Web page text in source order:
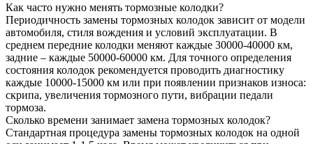
Как часто нужно менять тормозные колодки?
Периодичность замены тормозных колодок зависит от модели
автомобиля, стиля вождения и условий эксплуатации. В
среднем передние колодки меняют каждые 30000-40000 км,
задние – каждые 50000-60000 км. Для точного определения
состояния колодок рекомендуется проводить диагностику
каждые 10000-15000 км или при появлении признаков износа:
скрипа, увеличения тормозного пути, вибрации педали
тормоза.
Сколько времени занимает замена тормозных колодок?
Стандартная процедура замены тормозных колодок на одной